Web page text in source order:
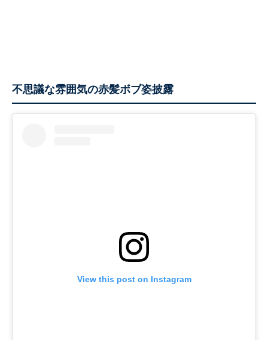
不思議な雰囲気の赤髪ボブ姿披露
View this post on Instagram